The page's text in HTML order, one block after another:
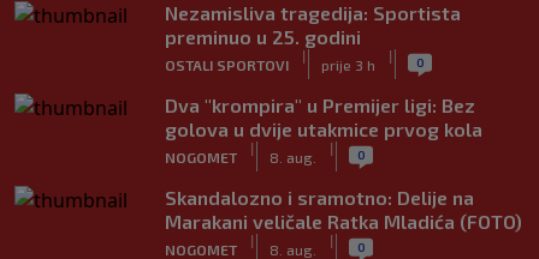
Nezamisliva tragedija: Sportista
preminuo u 25. godini
OSTALI SPORTOVI
|
prije 3 h
| 0
Dva "krompira" u Premijer ligi: Bez
golova u dvije utakmice prvog kola
NOGOMET
|
8. aug.
| 0
Skandalozno i sramotno: Delije na
Marakani veličale Ratka Mladića (FOTO)
NOGOMET
|
8. aug.
| 0